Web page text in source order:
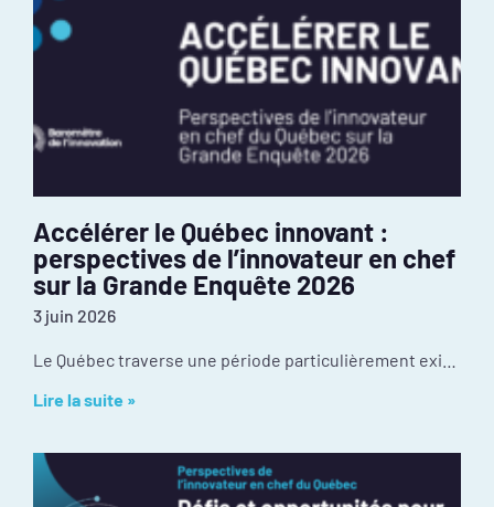
Accélérer le Québec innovant :
perspectives de l’innovateur en chef
sur la Grande Enquête 2026
3 juin 2026
Lire la suite »